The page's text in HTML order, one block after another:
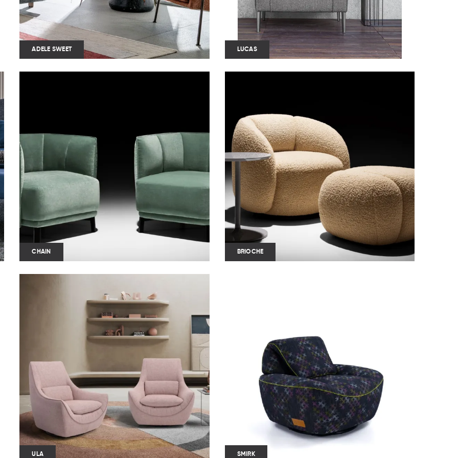
ADELE SWEET LUCAS
CHAIN BRIOCHE
ULA SMIRK